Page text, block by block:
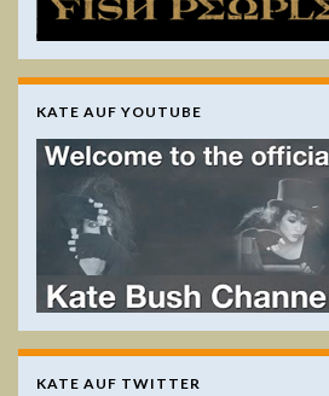
KATE AUF YOUTUBE
KATE AUF TWITTER